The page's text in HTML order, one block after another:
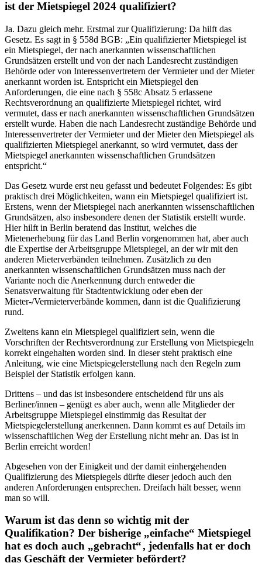
ist der Mietspiegel 2024 qualifiziert?
Ja. Dazu gleich mehr. Erstmal zur Qualifizierung: Da hilft das
Gesetz. Es sagt in § 558d BGB: „Ein qualifizierter Mietspiegel ist
ein Mietspiegel, der nach anerkannten wissenschaftlichen
Grundsätzen erstellt und von der nach Landesrecht zuständigen
Behörde oder von Interessenvertretern der Vermieter und der Mieter
anerkannt worden ist. Entspricht ein Mietspiegel den
Anforderungen, die eine nach § 558c Absatz 5 erlassene
Rechtsverordnung an qualifizierte Mietspiegel richtet, wird
vermutet, dass er nach anerkannten wissenschaftlichen Grundsätzen
erstellt wurde. Haben die nach Landesrecht zuständige Behörde und
Interessenvertreter der Vermieter und der Mieter den Mietspiegel als
qualifizierten Mietspiegel anerkannt, so wird vermutet, dass der
Mietspiegel anerkannten wissenschaftlichen Grundsätzen
entspricht.“
Das Gesetz wurde erst neu gefasst und bedeutet Folgendes: Es gibt
praktisch drei Möglichkeiten, wann ein Mietspiegel qualifiziert ist.
Erstens, wenn der Mietspiegel nach anerkannten wissenschaftlichen
Grundsätzen, also insbesondere denen der Statistik erstellt wurde.
Hier hilft in Berlin beratend das Institut, welches die
Mietenerhebung für das Land Berlin vorgenommen hat, aber auch
die Expertise der Arbeitsgruppe Mietspiegel, an der wir mit den
anderen Mieterverbänden teilnehmen. Zusätzlich zu den
anerkannten wissenschaftlichen Grundsätzen muss nach der
Variante noch die Anerkennung durch entweder die
Senatsverwaltung für Stadtentwicklung oder eben der
Mieter-/Vermieterverbände kommen, dann ist die Qualifizierung
rund.
Zweitens kann ein Mietspiegel qualifiziert sein, wenn die
Vorschriften der Rechtsverordnung zur Erstellung von Mietspiegeln
korrekt eingehalten worden sind. In dieser steht praktisch eine
Anleitung, wie eine Mietspiegelerstellung nach den Regeln zum
Beispiel der Statistik erfolgen kann.
Drittens – und das ist insbesondere entscheidend für uns als
Berliner/innen – genügt es aber auch, wenn alle Mitglieder der
Arbeitsgruppe Mietspiegel einstimmig das Resultat der
Mietspiegelerstellung anerkennen. Dann kommt es auf Details im
wissenschaftlichen Weg der Erstellung nicht mehr an. Das ist in
Berlin erreicht worden!
Abgesehen von der Einigkeit und der damit einhergehenden
Qualifizierung des Mietspiegels dürfte dieser jedoch auch den
anderen Anforderungen entsprechen. Dreifach hält besser, wenn
man so will.
Warum ist das denn so wichtig mit der
Qualifikation? Der bisherige „einfache“ Mietspiegel
hat es doch auch „gebracht“ , jedenfalls hat er doch
das Geschäft der Vermieter befördert?